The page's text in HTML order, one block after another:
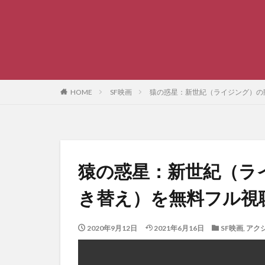
HOME SF映画 猿の惑星：新世紀（ライジング）
猿の惑星：新世紀（
き替え）を無料フル視
2020年9月12日 2021年6月16日 SF映画, アク